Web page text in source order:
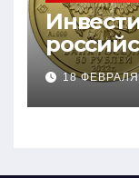
18 ФЕВРАЛЯ